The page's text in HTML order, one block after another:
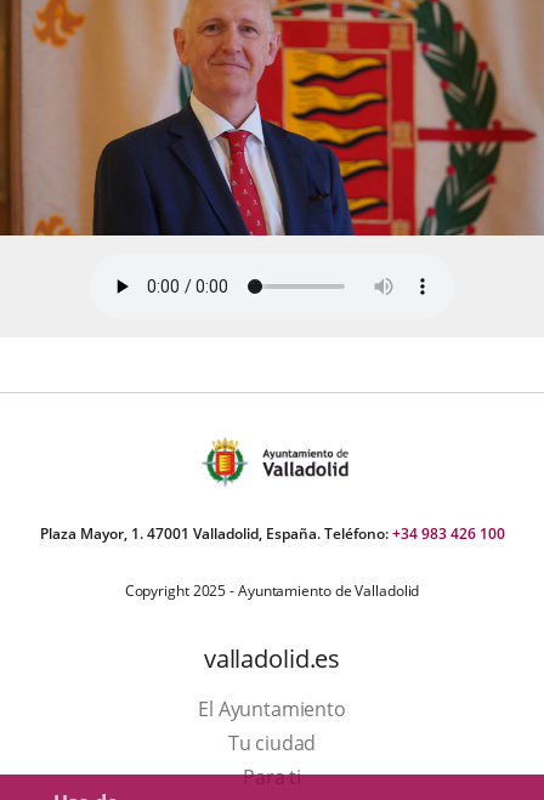
Plaza Mayor, 1. 47001 Valladolid, España. Teléfono:+34 983 426 100
Copyright 2025 - Ayuntamiento de Valladolid
valladolid.es
El Ayuntamiento
Tu ciudad
Para ti